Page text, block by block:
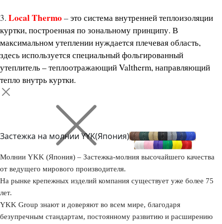
3. Local Thermo–это система внутренней теплоизоляции
куртки, построенная по зональному принципу. В
максимальном утеплении нуждается плечевая область,
здесь используется специальный фольгированный
утеплитель – теплоотражающий Valtherm, направляющий
тепло внутрь куртки.
Застежка на молнии YYK(Япония)
Молнии YKK (Япония) – Застежка-молния высочайшего качества
от ведущего мирового производителя.
На рынке крепежных изделий компания существует уже более 75
лет.
YKK Group знают и доверяют во всем мире, благодаря
безупречным стандартам, постоянному развитию и расширению